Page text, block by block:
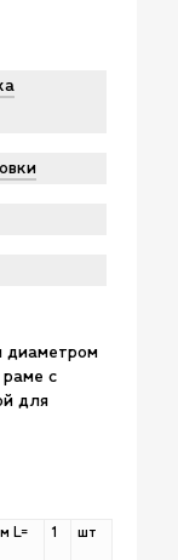
диаметром
с
для
L=
1 шт